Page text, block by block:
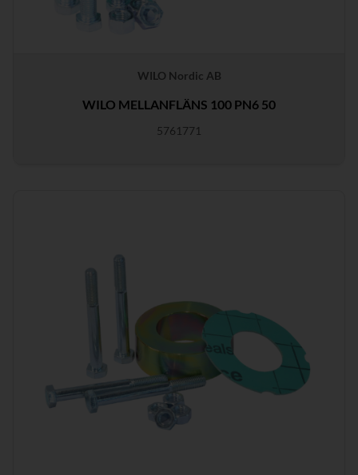
WILO Nordic AB
WILO MELLANFLÄNS 100 PN6 50
5761771